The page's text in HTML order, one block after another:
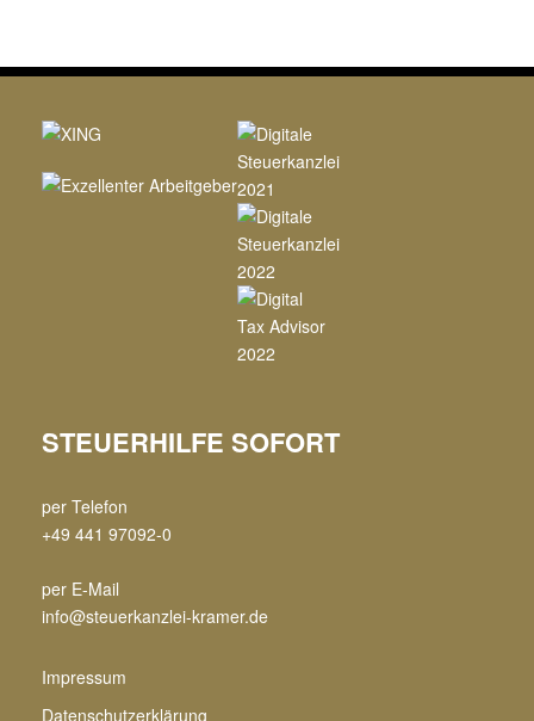
STEUERHILFE SOFORT
per Telefon
+49 441 97092-0
per E-Mail
info@steuerkanzlei-kramer.de
Impressum
Datenschutzerklärung